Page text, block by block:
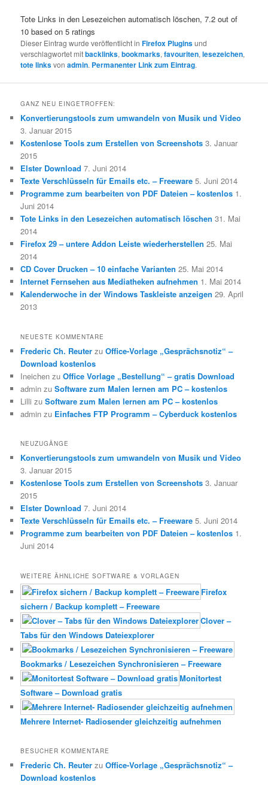
Tote Links in den Lesezeichen automatisch löschen,7.2 out of
10 based on5 ratings
Dieser Eintrag wurde veröffentlicht inFirefox Pluginsund
verschlagwortet mitbacklinks,bookmarks,favouriten,lesezeichen,
tote linksvonadmin. Permanenter Link zum Eintrag.
GANZ NEU EINGETROFFEN:
Konvertierungstools zum umwandeln von Musik und Video
3. Januar 2015
Kostenlose Tools zum Erstellen von Screenshots 3. Januar
2015
Elster Download 7. Juni 2014
Texte Verschlüsseln für Emails etc. – Freeware 5. Juni 2014
Programme zum bearbeiten von PDF Dateien – kostenlos 1.
Juni 2014
Tote Links in den Lesezeichen automatisch löschen 31. Mai
2014
Firefox 29 – untere Addon Leiste wiederherstellen 25. Mai
2014
CD Cover Drucken – 10 einfache Varianten 25. Mai 2014
Internet Fernsehen aus Mediatheken aufnehmen 1. Mai 2014
Kalenderwoche in der Windows Taskleiste anzeigen 29. April
2013
NEUESTE KOMMENTARE
Frederic Ch. Reuter zuOffice-Vorlage „Gesprächsnotiz“ –
Download kostenlos
Ineichen zuOffice Vorlage „Bestellung“ – gratis Download
admin zuSoftware zum Malen lernen am PC – kostenlos
Lilli zuSoftware zum Malen lernen am PC – kostenlos
admin zu Einfaches FTP Programm – Cyberduck kostenlos
NEUZUGÄNGE
Konvertierungstools zum umwandeln von Musik und Video
3. Januar 2015
Kostenlose Tools zum Erstellen von Screenshots 3. Januar
2015
Elster Download 7. Juni 2014
Texte Verschlüsseln für Emails etc. – Freeware 5. Juni 2014
Programme zum bearbeiten von PDF Dateien – kostenlos 1.
Juni 2014
WEITERE ÄHNLICHE SOFTWARE & VORLAGEN
Firefox
sichern / Backup komplett – Freeware
Clover –
Tabs für den Windows Dateiexplorer
Bookmarks / Lesezeichen Synchronisieren – Freeware
Monitortest
Software – Download gratis
Mehrere Internet- Radiosender gleichzeitig aufnehmen
BESUCHER KOMMENTARE
Frederic Ch. Reuter zuOffice-Vorlage „Gesprächsnotiz“ –
Download kostenlos